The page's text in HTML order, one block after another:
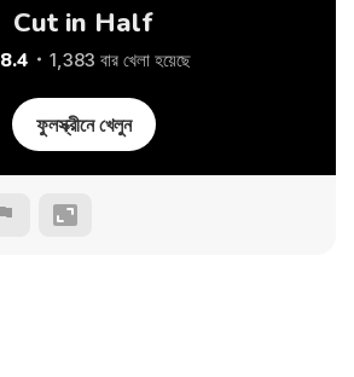
Cut in Half
8.4 1,383 বার খেলা হয়েছে
ফুলস্ক্রীনে খেলুন